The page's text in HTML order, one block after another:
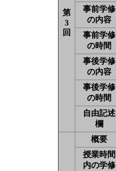
第
3
回
事前学修
の内容
事前学修
の時間
事後学修
の内容
事後学修
の時間
自由記述
欄
概要
授業時間
内の学修